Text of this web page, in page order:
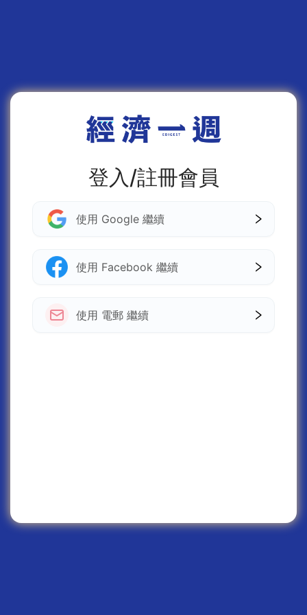
登入/註冊會員
使用 Google 繼續
使用 Facebook 繼續
使用 電郵 繼續